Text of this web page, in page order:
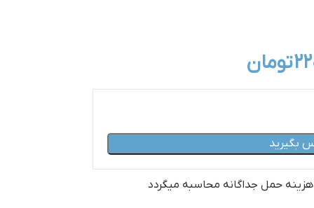
تومان
بگیرید
حمل جداگانه محاسبه میگردد